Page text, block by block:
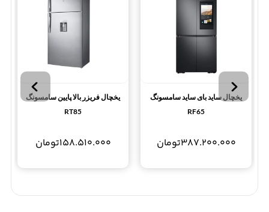
یخچال ساید بای ساید سامسونگ
RF65
387.200.000تومان
یخچال فریزر بالا پایین سامسونگ
RT85
158.510.000تومان